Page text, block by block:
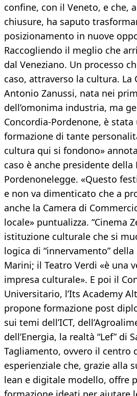
confine, con il Veneto, e che,
chiusure, ha saputo
posizionamento in nuove
Raccogliendo il meglio che
dal Veneziano. Un processo
caso, attraverso la cultura. La
Antonio Zanussi, nata nei
dell’omonima industria, ma
Concordia-Pordenone, è
formazione di tante
cultura qui si fondono»
caso è anche presidente della
Pordenonelegge. «Questo
e non va dimenticato che a
anche la Camera di
locale» puntualizza. “Cinema
istituzione culturale che si
logica di “innervamento”
Marini; il Teatro Verdi «è una
impresa culturale». E poi il
Universitario, l’Its Academy
propone formazione post
sui temi dell’ICT,
dell’Energia, la realtà “Lef” di
Tagliamento, ovvero il centro
esperienziale che, grazie alla
lean e digitale modello, offre